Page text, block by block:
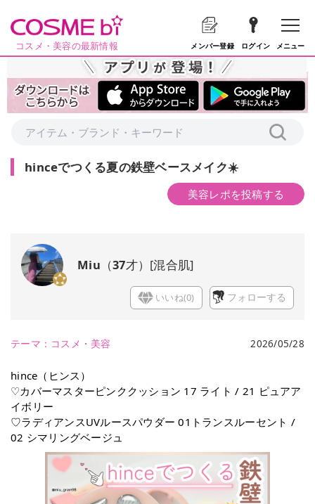
コスメ・美容の最新情報 メンバー登録 ログイン メニュー
hinceでつくる夏の鉄壁ベースメイク☀️
美容レポを投稿する
Miu （37才） [混合肌]
いいね(0) フォローする
テーマ： コスメ・美容 2026/05/28
hince（ヒンス）
♡カバーマスターピンククッション 17 ライト / 21 ピュアア
イボリー
♡ラディアンスUVルースパウダー 01トランスルーセント /
02 シマリングベージュ